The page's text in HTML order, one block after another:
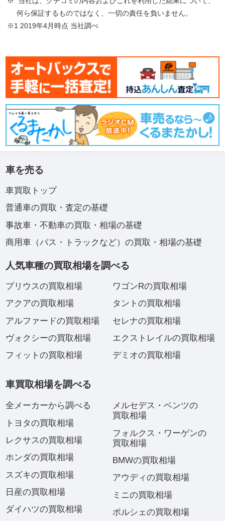
何ら保証するものではなく、一切の責任を負いません。
※1 2019年4月時点 当社調べ
車を売る
車買取トップ
普通車の買取・査定の基礎
事故車・不動車の買取・相場の基礎
商用車（バス・トラックなど）の買取・相場の基礎
人気車種の買取相場を調べる
プリウスの買取相場
アクアの買取相場
アルファードの買取相場
ヴォクシーの買取相場
フィットの買取相場
ワゴンRの買取相場
タントの買取相場
セレナの買取相場
エクストレイルの買取相場
デミオの買取相場
車買取相場を調べる
全メーカーから調べる
トヨタの買取相場
レクサスの買取相場
ホンダの買取相場
スズキの買取相場
日産の買取相場
ダイハツの買取相場
メルセデス・ベンツの
買取相場
フォルクス・ワーゲンの
買取相場
BMWの買取相場
アウディの買取相場
ミニの買取相場
ポルシェの買取相場